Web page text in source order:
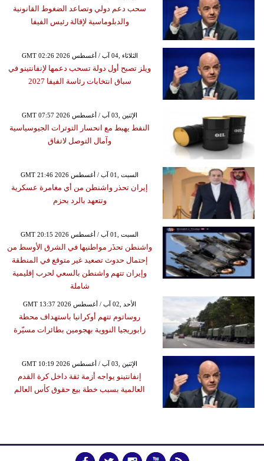
سحب دعم دولي وتصاعد الضغوط القانونية
والدبلوماسية لإقالة رئيس الفيفا
GMT 02:26 2026 الثلاثاء ,04 آب / أغسطس
ويلز تصبح أول دولة تسحب دعمها لإنفانتينو في
سباق انتخابات رئاسة الفيفا 2027
GMT 07:57 2026 الإثنين ,03 آب / أغسطس
النفط يهبط مع انحسار التوترات الجيوسياسية
وآمال التوصل لاتفاق
GMT 21:46 2026 السبت ,01 آب / أغسطس
إيران تحذر واشنطن من أي مغامرة عسكرية
وتتعهد بالرد بحزم
GMT 20:15 2026 السبت ,01 آب / أغسطس
واشنطن تحذَر مواطنيها في الشرق الأوسط من
إحتمال حدوث تصعيد غير متوقع في المنطقة
وإيران تتهم واشنطن بالسعي لحرب إقليمية
شاملة
GMT 13:37 2026 الأحد ,02 آب / أغسطس
روساتوم تتهم أوكرانيا باستهداف محطة
زابوريجيا النووية بهجومين بطائرات مسيّرة
GMT 10:19 2026 الإثنين ,03 آب / أغسطس
إنفانتينو يواجه أزمة ثقة داخل كرة القدم
العالمية بسبب خطة بيع حقوق كأس العالم